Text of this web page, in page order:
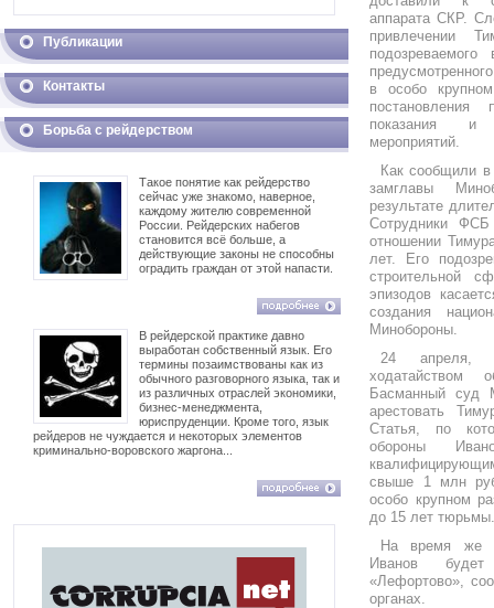
Публикации
Контакты
Борьба с рейдерством
Такое понятие как рейдерство
сейчас уже знакомо, наверное,
каждому жителю современной
России. Рейдерских набегов
становится всё больше, а
действующие законы не способны
оградить граждан от этой напасти.
В рейдерской практике давно
выработан собственный язык. Его
термины позаимствованы как из
обычного разговорного языка, так и
из различных отраслей экономики,
бизнес-менеджмента,
юриспруденции. Кроме того, язык
рейдеров не чуждается и некоторых элементов
криминально-воровского жаргона...
аппарата СКР.
привлечении
в особо
постановления
показания и
мероприятий.
Как сообщили в
замглавы
результате
Сотрудники
отношении
лет. Его
строительной
эпизодов
создания
Минобороны.
24 апреля,
ходатайством
Басманный суд
арестовать
Статья, по
обороны
свыше 1 млн
особо крупном
до 15 лет
На время же
Иванов
«Лефортово»,
органах.